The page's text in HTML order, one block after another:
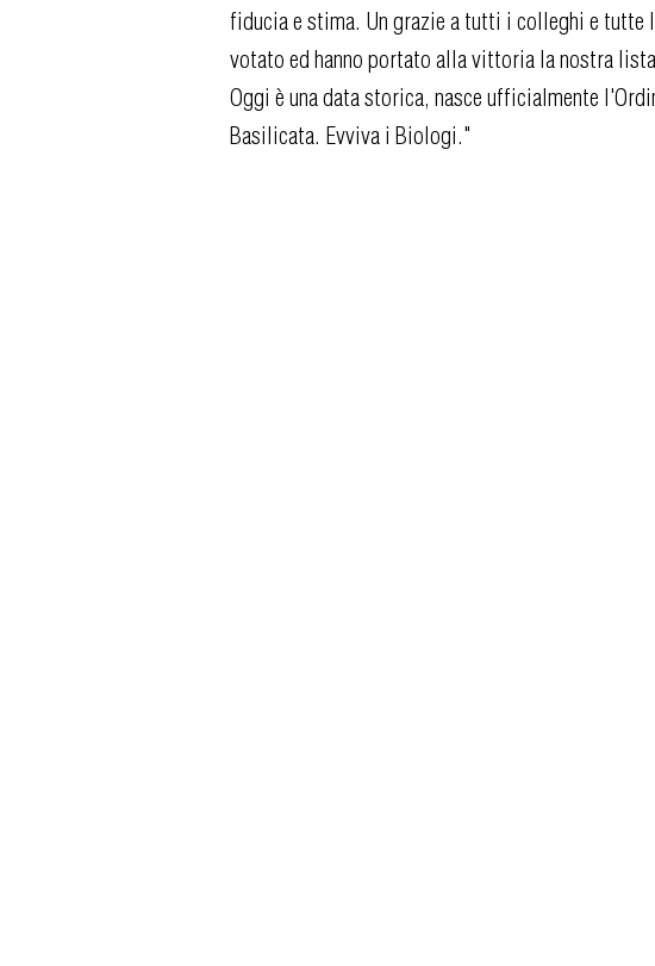
fiducia e stima. Un grazie a tutti i colleghi e tutte
votato ed hanno portato alla vittoria la nostra
Oggi è una data storica, nasce ufficialmente
Basilicata. Evviva i Biologi."